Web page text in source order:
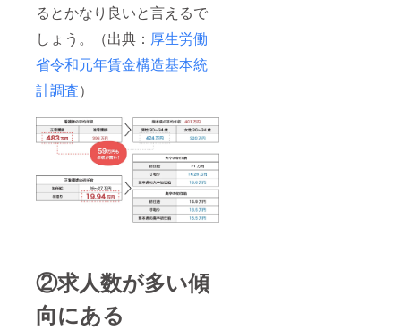
るとかなり良いと言えるで
しょう。（出典： 厚生労働
省令和元年賃金構造基本統
計調査）
②求人数が多い傾
向にある